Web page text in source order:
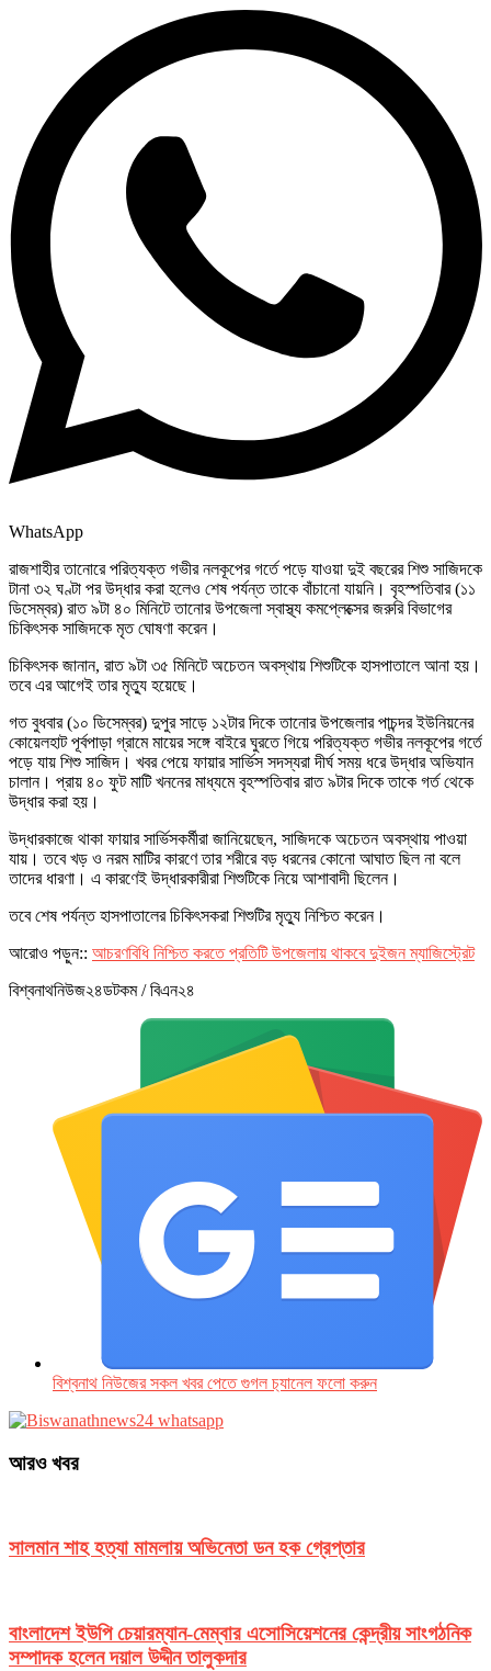
WhatsApp
রাজশাহীর তানোরে পরিত্যক্ত গভীর নলকূপের গর্তে পড়ে যাওয়া দুই বছরের শিশু সাজিদকে
টানা ৩২ ঘণ্টা পর উদ্ধার করা হলেও শেষ পর্যন্ত তাকে বাঁচানো যায়নি। বৃহস্পতিবার (১১
ডিসেম্বর) রাত ৯টা ৪০ মিনিটে তানোর উপজেলা স্বাস্থ্য কমপ্লেক্সের জরুরি বিভাগের
চিকিৎসক সাজিদকে মৃত ঘোষণা করেন।
চিকিৎসক জানান, রাত ৯টা ৩৫ মিনিটে অচেতন অবস্থায় শিশুটিকে হাসপাতালে আনা হয়।
তবে এর আগেই তার মৃত্যু হয়েছে।
গত বুধবার (১০ ডিসেম্বর) দুপুর সাড়ে ১২টার দিকে তানোর উপজেলার পাচন্দর ইউনিয়নের
কোয়েলহাট পূর্বপাড়া গ্রামে মায়ের সঙ্গে বাইরে ঘুরতে গিয়ে পরিত্যক্ত গভীর নলকূপের গর্তে
পড়ে যায় শিশু সাজিদ। খবর পেয়ে ফায়ার সার্ভিস সদস্যরা দীর্ঘ সময় ধরে উদ্ধার অভিযান
চালান। প্রায় ৪০ ফুট মাটি খননের মাধ্যমে বৃহস্পতিবার রাত ৯টার দিকে তাকে গর্ত থেকে
উদ্ধার করা হয়।
উদ্ধারকাজে থাকা ফায়ার সার্ভিসকর্মীরা জানিয়েছেন, সাজিদকে অচেতন অবস্থায় পাওয়া
যায়। তবে খড় ও নরম মাটির কারণে তার শরীরে বড় ধরনের কোনো আঘাত ছিল না বলে
তাদের ধারণা। এ কারণেই উদ্ধারকারীরা শিশুটিকে নিয়ে আশাবাদী ছিলেন।
তবে শেষ পর্যন্ত হাসপাতালের চিকিৎসকরা শিশুটির মৃত্যু নিশ্চিত করেন।
আরোও পড়ুন:: আচরণবিধি নিশ্চিত করতে প্রতিটি উপজেলায় থাকবে দুইজন ম্যাজিস্ট্রেট
বিশ্বনাথনিউজ২৪ডটকম / বিএন২৪
বিশ্বনাথ নিউজের সকল খবর পেতে গুগল চ‌্যানেল ফলো করুন
আরও খবর
সালমান শাহ হত্যা মামলায় অভিনেতা ডন হক গ্রেপ্তার
বাংলাদেশ ইউপি চেয়ারম্যান-মেম্বার এসোসিয়েশনের কেন্দ্রীয় সাংগঠনিক
সম্পাদক হলেন দয়াল উদ্দীন তালুকদার